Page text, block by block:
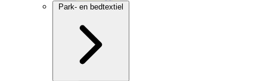
Park- en bedtextiel